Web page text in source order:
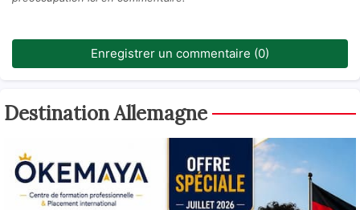
Enregistrer un commentaire (0)
Destination Allemagne